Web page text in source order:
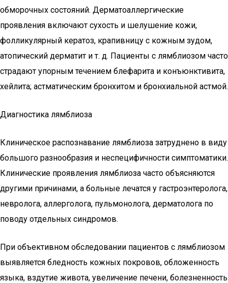
обморочных состояний. Дерматоаллергические
проявления включают сухость и шелушение кожи,
фолликулярный кератоз, крапивницу с кожным зудом,
атопический дерматит и т. д. Пациенты с лямблиозом часто
страдают упорным течением блефарита и конъюнктивита,
хейлита; астматическим бронхитом и бронхиальной астмой.
Диагностика лямблиоза
Клиническое распознавание лямблиоза затруднено в виду
большого разнообразия и неспецифичности симптоматики.
Клинические проявления лямблиоза часто объясняются
другими причинами, а больные лечатся у гастроэнтеролога,
невролога, аллерголога, пульмонолога, дерматолога по
поводу отдельных синдромов.
При объективном обследовании пациентов с лямблиозом
выявляется бледность кожных покровов, обложенность
языка, вздутие живота, увеличение печени, болезненность